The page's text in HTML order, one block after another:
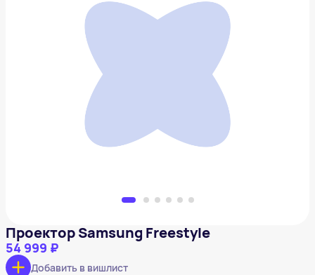
Проектор Samsung Freestyle
Проектор Samsung Freestyle
54 999 ₽
Добавить в вишлист